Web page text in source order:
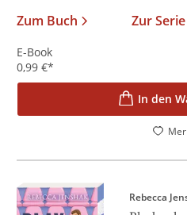
Zum Buch
Zur Serie
E-Book
0,99 €*
In den
Rebecca